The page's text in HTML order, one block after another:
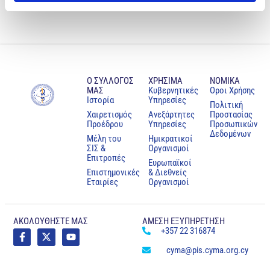
Ο ΣΥΛΛΟΓΟΣ
ΜΑΣ
Ιστορία
Χαιρετισμός
Προέδρου
Μέλη του
ΣΙΣ &
Επιτροπές
Επιστημονικές
Εταιρίες
ΧΡΗΣΙΜΑ
Κυβερνητικές
Υπηρεσίες
Ανεξάρτητες
Υπηρεσίες
Ημικρατικοί
Οργανισμοί
Ευρωπαϊκοί
& Διεθνείς
Οργανισμοί
NOMIKA
Oροι Χρήσης
Πολιτική
Προστασίας
Προσωπικών
Δεδομένων
ΑΚΟΛΟΥΘΗΣΤΕ ΜΑΣ
ΑΜΕΣΗ ΕΞΥΠΗΡΕΤΗΣΗ
+357 22 316874
cyma@pis.cyma.org.cy